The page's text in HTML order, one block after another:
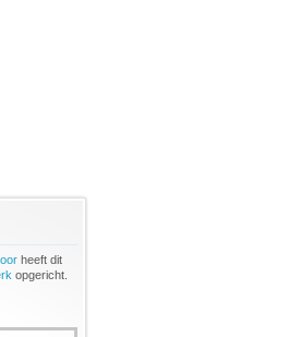
heeft dit
opgericht.